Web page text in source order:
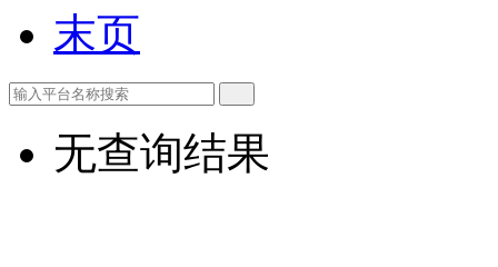
末页
无查询结果